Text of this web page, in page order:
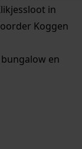
in
Koggen
en